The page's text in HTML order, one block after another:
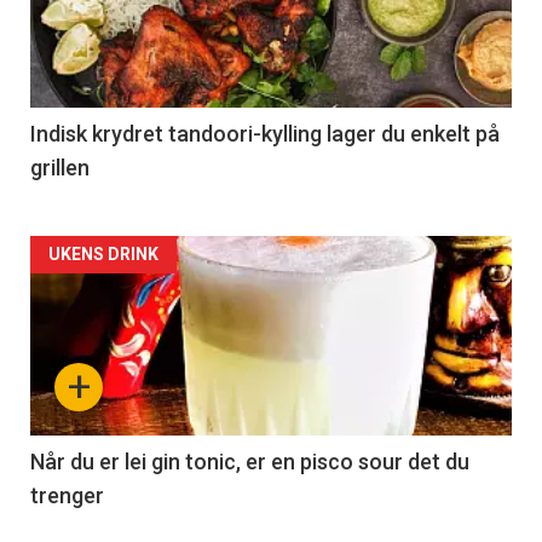
Indisk krydret tandoori-kylling lager du enkelt på
grillen
Forsiden
akkurat
nå
-
2
+
UKENS DRINK
Når du er lei gin tonic, er en pisco sour det du
trenger